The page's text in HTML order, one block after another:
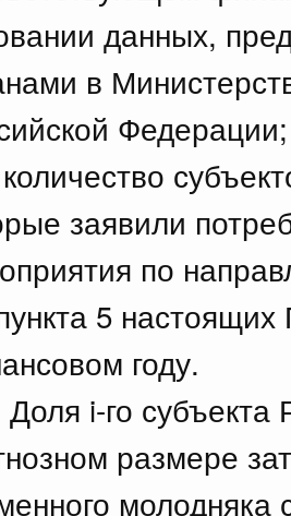
данных,
в
Федерации;
заявили
по
5
году.
Доля i-го
размере
молодняка